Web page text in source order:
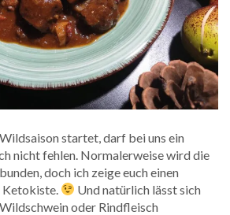
startet, darf bei uns ein
nicht fehlen. Normalerweise wird die
doch ich zeige euch einen
Und natürlich lässt sich
oder Rindfleisch